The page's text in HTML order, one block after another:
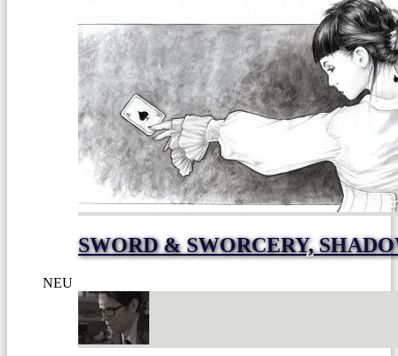
SWORD & SWORCERY,
NEU